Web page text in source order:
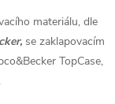
materiálu, dle
se zaklapovacím
TopCase,